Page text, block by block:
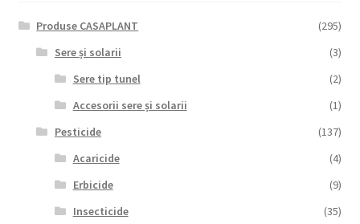
Produse CASAPLANT
(295)
Sere și solarii
(3)
Sere tip tunel
(2)
Accesorii sere și solarii
(1)
Pesticide
(137)
Acaricide
(4)
Erbicide
(9)
Insecticide
(35)